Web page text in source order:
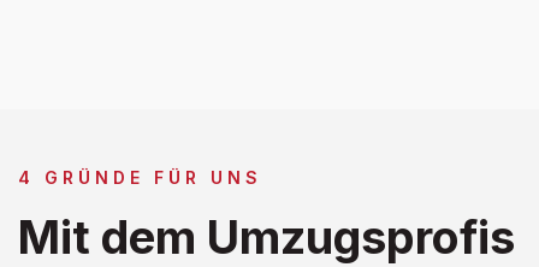
4 GRÜNDE FÜR UNS
Mit dem Umzugsprofis